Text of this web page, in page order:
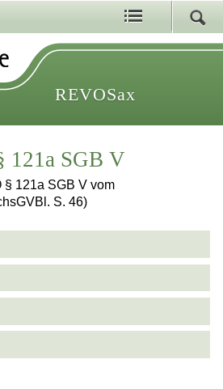
REVOSax
121a SGB V
§ 121a SGB V vom
S. 46)